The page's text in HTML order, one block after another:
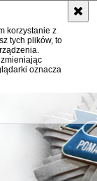
korzystanie z
tych plików, to
oznacza